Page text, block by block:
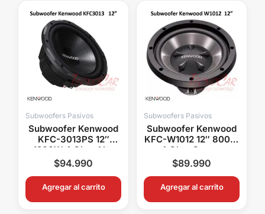
Subwoofers Pasivos
Subwoofer Kenwood
KFC-3013PS 12″
1200W 4 Ohm Alto
Rendimiento Car
$94.990
Agregar al carrito
Subwoofers Pasivos
Subwoofer Kenwood
KFC-W1012 12″ 800W
4 Ohm Graves
Potentes Car Audio
$89.990
Agregar al carrito